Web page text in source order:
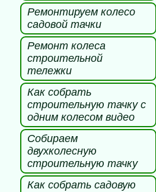
Ремонтируем колесо
садовой тачки
Ремонт колеса
строительной
тележки
Как собрать
строительную тачку с
одним колесом видео
Собираем
двухколесную
строительную тачку
Как собрать садовую